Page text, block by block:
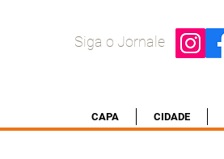
Siga o Jornale
CAPA CIDADE